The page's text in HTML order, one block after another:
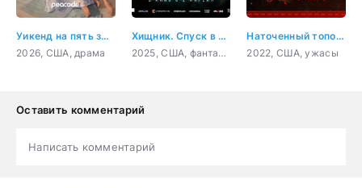
Уикенд на пять звёзд
2026, США, драма
Хищник. Спуск в преисподнюю
2025, США, фантастика, триллер, ужасы
Наточенный топор 4: кровавые души
2022, США, ужасы
Оставить комментарий
Написать комментарий